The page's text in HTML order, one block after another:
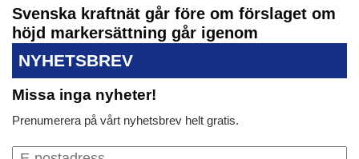
Svenska kraftnät går före om förslaget om
höjd markersättning går igenom
NYHETSBREV
Missa inga nyheter!
Prenumerera på vårt nyhetsbrev helt gratis.